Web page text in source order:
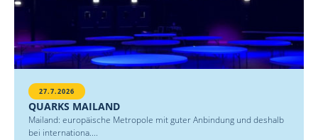
27.7.2026
QUARKS MAILAND
Mailand: europäische Metropole mit guter Anbindung und deshalb
bei internationa....